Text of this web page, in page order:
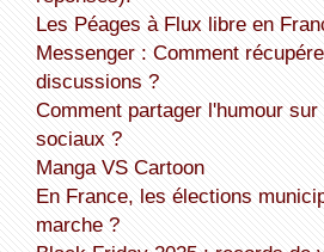
Les Péages à Flux libre en
Messenger : Comment récupérer et lire toutes les
discussions ?
Comment partager l'humour sur les réseaux
sociaux ?
Manga VS Cartoon
En France, les élections municipales : comment ça
marche ?